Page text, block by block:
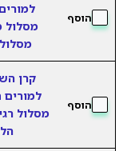
הוסף
מסלול
הוסף
קרן
למורים
מסלול